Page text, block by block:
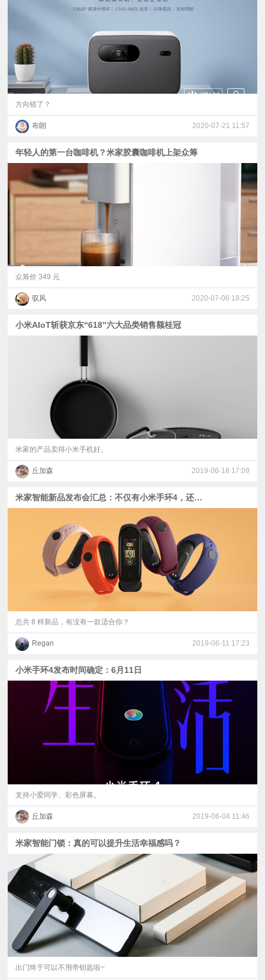
方向错了？
布朗 2020-07-21 11:57
年轻人的第一台咖啡机？米家胶囊咖啡机上架众筹
众筹价 349 元
驭风 2020-07-06 18:25
小米AIoT斩获京东“618”六大品类销售额桂冠
米家的产品卖得小米手机好。
丘加森 2019-06-18 17:09
米家智能新品发布会汇总：不仅有小米手环4，还有小爱老师！
总共 8 样新品，有没有一款适合你？
Regan 2019-06-11 17:23
小米手环4发布时间确定：6月11日
支持小爱同学、彩色屏幕。
丘加森 2019-06-04 11:46
米家智能门锁：真的可以提升生活幸福感吗？
出门终于可以不用带钥匙啦~